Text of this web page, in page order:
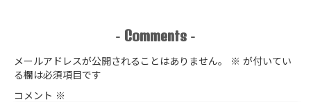
- Comments -
メールアドレスが公開されることはありません。 ※ が付いてい
る欄は必須項目です
コメント ※